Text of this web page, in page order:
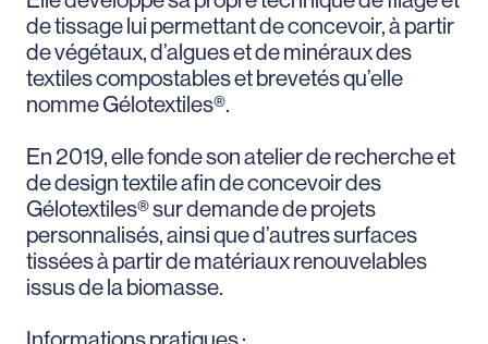
de tissage lui permettant de concevoir, à partir
de végétaux, d’algues et de minéraux des
textiles compostables et brevetés qu’elle
nomme Gélotextiles®.
En 2019, elle fonde son atelier de recherche et
de design textile afin de concevoir des
Gélotextiles® sur demande de projets
personnalisés, ainsi que d’autres surfaces
tissées à partir de matériaux renouvelables
issus de la biomasse.